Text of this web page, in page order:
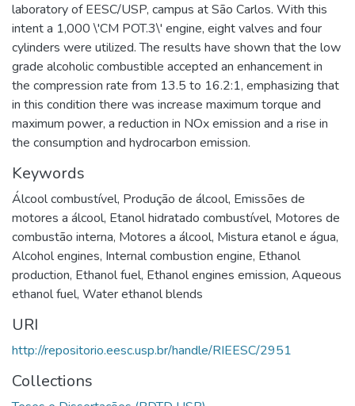
laboratory of EESC/USP, campus at São Carlos. With this
intent a 1,000 \'CM POT.3\' engine, eight valves and four
cylinders were utilized. The results have shown that the low
grade alcoholic combustible accepted an enhancement in
the compression rate from 13.5 to 16.2:1, emphasizing that
in this condition there was increase maximum torque and
maximum power, a reduction in NOx emission and a rise in
the consumption and hydrocarbon emission.
Keywords
Álcool combustível, Produção de álcool, Emissões de
motores a álcool, Etanol hidratado combustível, Motores de
combustão interna, Motores a álcool, Mistura etanol e água,
Alcohol engines, Internal combustion engine, Ethanol
production, Ethanol fuel, Ethanol engines emission, Aqueous
ethanol fuel, Water ethanol blends
URI
http://repositorio.eesc.usp.br/handle/RIEESC/2951
Collections